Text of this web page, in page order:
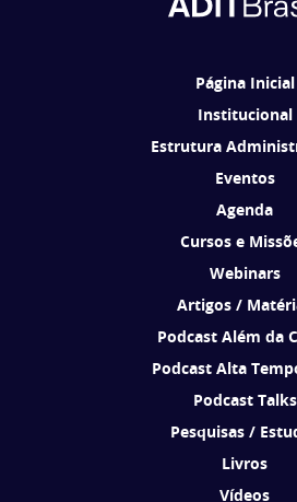
Ao se cadastrar, você concorda em receber
Página Inicial
Institucional
Estrutura
Eventos
Agenda
Cursos e
Webinars
Artigos /
Podcast Além da
Podcast Alta
Podcast Talks
Pesquisas /
Livros
Vídeos